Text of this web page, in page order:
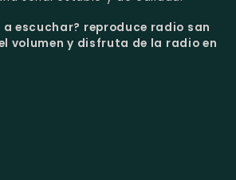
a escuchar? reproduce radio san
volumen y disfruta de la radio en